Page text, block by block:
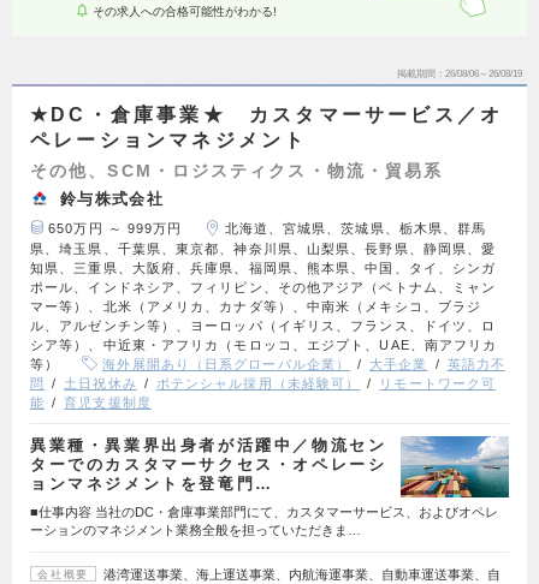
その求人への合格可能性がわかる!
掲載期間 26/08/06～26/08/19
★DC・倉庫事業★ カスタマーサービス／オ
ペレーションマネジメント
その他、SCM・ロジスティクス・物流・貿易系
鈴与株式会社
650万円 ～ 999万円
北海道、宮城県、茨城県、栃木県、群馬
県、埼玉県、千葉県、東京都、神奈川県、山梨県、長野県、静岡県、愛
知県、三重県、大阪府、兵庫県、福岡県、熊本県、中国、タイ、シンガ
ポール、インドネシア、フィリピン、その他アジア（ベトナム、ミャン
マー等）、北米（アメリカ、カナダ等）、中南米（メキシコ、ブラジ
ル、アルゼンチン等）、ヨーロッパ（イギリス、フランス、ドイツ、ロ
シア等）、中近東・アフリカ（モロッコ、エジプト、UAE、南アフリカ
等）
海外展開あり（日系グローバル企業） 大手企業
英語力不
問
土日祝休み ポテンシャル採用（未経験可）
リモートワーク可
能
育児支援制度
異業種・異業界出身者が活躍中／物流セン
ターでのカスタマーサクセス・オペレーシ
ョンマネジメントを登竜門…
■仕事内容 当社のDC・倉庫事業部門にて、カスタマーサービス、およびオペレ
ーションのマネジメント業務全般を担っていただきま…
会社概要
港湾運送事業、海上運送事業、内航海運事業、自動車運送事業、自